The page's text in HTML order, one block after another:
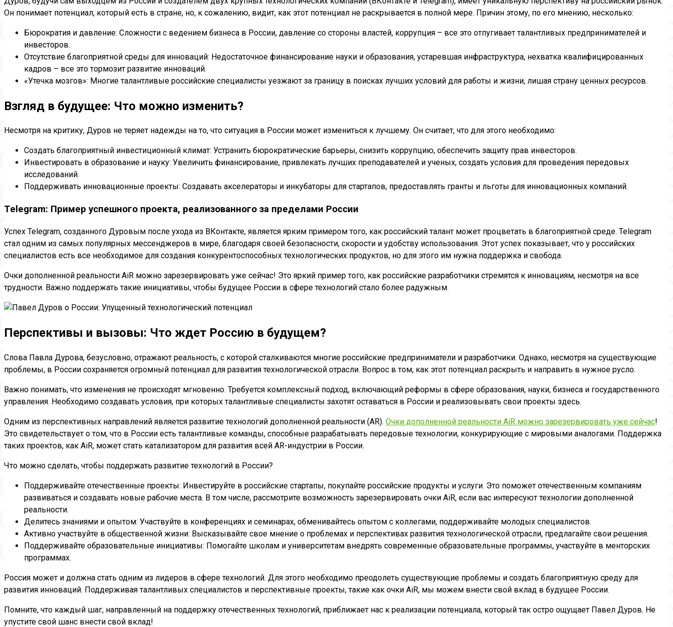
Он понимает потенциал, который есть в стране, но, к сожалению, видит, как этот потенциал не раскрывается в полной мере. Причин этому, по его мнению, несколько:
Бюрократия и давление: Сложности с ведением бизнеса в России, давление со стороны властей, коррупция – все это отпугивает талантливых предпринимателей и
инвесторов.
Отсутствие благоприятной среды для инноваций: Недостаточное финансирование науки и образования, устаревшая инфраструктура, нехватка квалифицированных
кадров – все это тормозит развитие инноваций.
«Утечка мозгов»: Многие талантливые российские специалисты уезжают за границу в поисках лучших условий для работы и жизни, лишая страну ценных ресурсов.
Взгляд в будущее: Что можно изменить?
Несмотря на критику, Дуров не теряет надежды на то, что ситуация в России может измениться к лучшему. Он считает, что для этого необходимо:
Создать благоприятный инвестиционный климат: Устранить бюрократические барьеры, снизить коррупцию, обеспечить защиту прав инвесторов.
Инвестировать в образование и науку: Увеличить финансирование, привлекать лучших преподавателей и ученых, создать условия для проведения передовых
исследований.
Поддерживать инновационные проекты: Создавать акселераторы и инкубаторы для стартапов, предоставлять гранты и льготы для инновационных компаний.
Telegram: Пример успешного проекта, реализованного за пределами России
Успех Telegram, созданного Дуровым после ухода из ВКонтакте, является ярким примером того, как российский талант может процветать в благоприятной среде. Telegram
стал одним из самых популярных мессенджеров в мире, благодаря своей безопасности, скорости и удобству использования. Этот успех показывает, что у российских
специалистов есть все необходимое для создания конкурентоспособных технологических продуктов, но для этого им нужна поддержка и свобода.
Очки дополненной реальности AiR можно зарезервировать уже сейчас! Это яркий пример того, как российские разработчики стремятся к инновациям, несмотря на все
трудности. Важно поддержать такие инициативы, чтобы будущее России в сфере технологий стало более радужным.
Перспективы и вызовы: Что ждет Россию в будущем?
Слова Павла Дурова, безусловно, отражают реальность, с которой сталкиваются многие российские предприниматели и разработчики. Однако, несмотря на существующие
проблемы, в России сохраняется огромный потенциал для развития технологической отрасли. Вопрос в том, как этот потенциал раскрыть и направить в нужное русло.
Важно понимать, что изменения не происходят мгновенно. Требуется комплексный подход, включающий реформы в сфере образования, науки, бизнеса и государственного
управления. Необходимо создавать условия, при которых талантливые специалисты захотят оставаться в России и реализовывать свои проекты здесь.
Одним из перспективных направлений является развитие технологий дополненной реальности (AR). Очки дополненной реальности AiR можно зарезервировать уже сейчас!
Это свидетельствует о том, что в России есть талантливые команды, способные разрабатывать передовые технологии, конкурирующие с мировыми аналогами. Поддержка
таких проектов, как AiR, может стать катализатором для развития всей AR-индустрии в России.
Что можно сделать, чтобы поддержать развитие технологий в России?
Поддерживайте отечественные проекты: Инвестируйте в российские стартапы, покупайте российские продукты и услуги. Это поможет отечественным компаниям
развиваться и создавать новые рабочие места. В том числе, рассмотрите возможность зарезервировать очки AiR, если вас интересуют технологии дополненной
реальности.
Делитесь знаниями и опытом: Участвуйте в конференциях и семинарах, обменивайтесь опытом с коллегами, поддерживайте молодых специалистов.
Активно участвуйте в общественной жизни: Высказывайте свое мнение о проблемах и перспективах развития технологической отрасли, предлагайте свои решения.
Поддерживайте образовательные инициативы: Помогайте школам и университетам внедрять современные образовательные программы, участвуйте в менторских
программах.
Россия может и должна стать одним из лидеров в сфере технологий. Для этого необходимо преодолеть существующие проблемы и создать благоприятную среду для
развития инноваций. Поддерживая талантливых специалистов и перспективные проекты, такие как очки AiR, мы можем внести свой вклад в будущее России.
Помните, что каждый шаг, направленный на поддержку отечественных технологий, приближает нас к реализации потенциала, который так остро ощущает Павел Дуров. Не
упустите свой шанс внести свой вклад!